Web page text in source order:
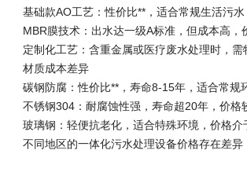
基础款AO工艺：性价比**，适合常规生活污水
MBR膜技术：出水达一级A标准，但成本高，
定制化工艺：含重金属或医疗废水处理时，需
材质成本差异
碳钢防腐：性价比**，寿命8-15年，适合常规环
不锈钢304：耐腐蚀性强，寿命超20年，价格
玻璃钢：轻便抗老化，适合特殊环境，价格介
不同地区的一体化污水处理设备价格存在差异